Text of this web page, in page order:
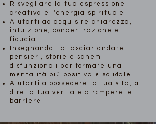
Risvegliare la tua espressione
creativa e l'energia spirituale
Aiutarti ad acquisire chiarezza,
intuizione, concentrazione e
fiducia
Insegnandoti a lasciar andare
pensieri, storie e schemi
disfunzionali per formare una
mentalità più positiva e solidale
Aiutarti a possedere la tua vita, a
dire la tua verità e a rompere le
barriere